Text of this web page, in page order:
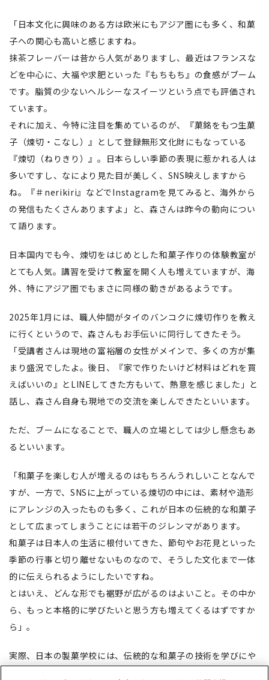
「日本文化に興味のある方は欧米にもアジア圏にも多く、和菓
子への関心も高いと感じますね。
抹茶フレーバーは昔から人気がありますし、最近はフランスな
どを中心に、大福や求肥といった『もちもち』の食感がブーム
です。脂質の少ないヘルシーなスイーツという点でも評価され
ています。
それに加え、今特に注目を集めているのが、『菓銘をもつ生菓
子（煉切・こなし）』として登録無形文化財にもなっている
『煉切（ねりきり）』。日本らしい季節の表現に惹かれる人は
多いですし、なにより見た目が美しく、SNS映えしますから
ね。『＃nerikiri』などでInstagramを見てみると、海外から
の発信もたくさんありますよ」と、森さんは昨今の動向につい
て語ります。
日本国内でも今、煉切をはじめとした和菓子作りの体験教室が
とても人気。講習を受けて教室を開く人も増えていますが、海
外、特にアジア圏でもまさに同様の動きがあるようです。
2025年1月には、職人仲間がタイのバンコクに煉切作りを教え
に行くというので、森さんもお手伝いに同行してきたそう。
「受講者さんは現地の富裕層の女性がメインで、多くの方が集
まり盛況でしたよ。後日、『家で作りたいけど材料はどれを買
えばいいの』とLINEしてきた方もいて、熱意を感じました」と
話し、森さん自身も現地での交流を楽しんできたといいます。
ただ、ブームになることで、職人の立場としては少し懸念もあ
るといいます。
「和菓子を楽しむ人が増えるのはもちろんうれしいことなんで
すが、一方で、SNSに上がっている煉切の中には、素材や造形
にアレンジの入ったものも多く、これが日本の伝統的な和菓子
として広まってしまうことには若干のジレンマがあります。
和菓子は日本人の生活に根付いてきた、節句やお花見といった
季節の行事と切り離せないものなので、そうした文化まで一体
的に伝えられるようにしたいですね。
とはいえ、どんな形でも裾野が広がるのはよいこと。その中か
ら、もっと本格的に学びたいと思う方も増えてくるはずですか
ら」。
実際、日本の製菓学校には、伝統的な和菓子の技術を学びにや